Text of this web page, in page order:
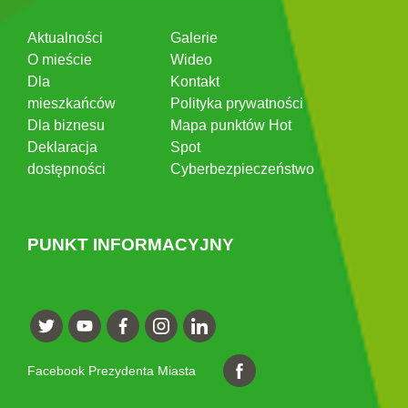
Aktualności
O mieście
Dla
mieszkańców
Dla biznesu
Deklaracja
dostępności
Galerie
Wideo
Kontakt
Polityka prywatności
Mapa punktów Hot
Spot
Cyberbezpieczeństwo
PUNKT INFORMACYJNY
Facebook Prezydenta Miasta